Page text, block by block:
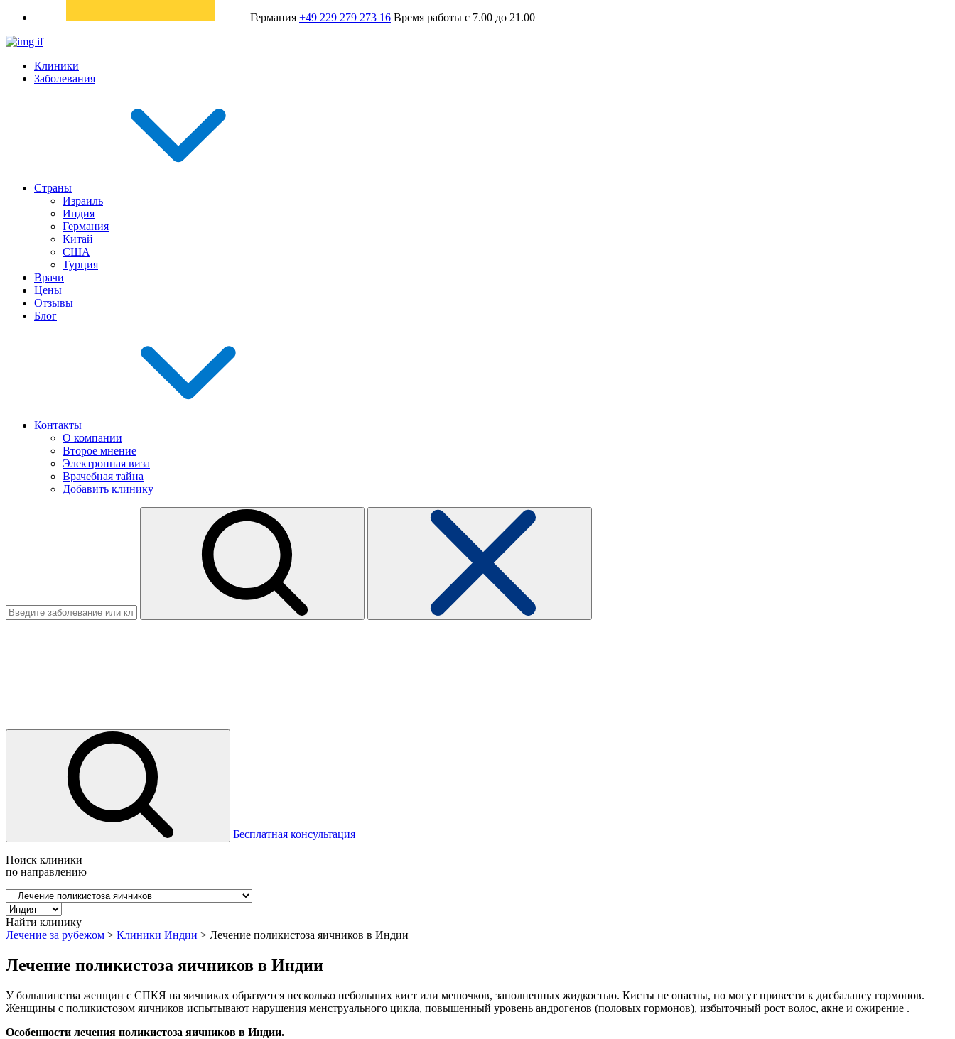
Германия +49 229 279 273 16 Время работы с 7.00 до 21.00
Клиники
Заболевания
Страны
Израиль
Индия
Германия
Китай
США
Турция
Врачи
Цены
Отзывы
Блог
Контакты
О компании
Второе мнение
Электронная виза
Врачебная тайна
Добавить клинику
Бесплатная консультация
Поиск клиники
по направлению
Найти клинику
Лечение за рубежом > Клиники Индии > Лечение поликистоза яичников в Индии
Лечение поликистоза яичников в Индии
У большинства женщин с СПКЯ на яичниках образуется несколько небольших кист или мешочков, заполненных жидкостью. Кисты не опасны, но могут привести к дисбалансу гормонов.
Женщины с поликистозом яичников испытывают нарушения менструального цикла, повышенный уровень андрогенов (половых гормонов), избыточный рост волос, акне и ожирение .
Особенности лечения поликистоза яичников в Индии.